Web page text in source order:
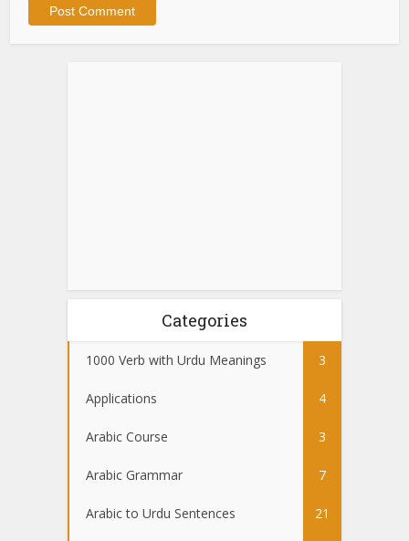
Categories
1000 Verb with Urdu Meanings 3
Applications 4
Arabic Course 3
Arabic Grammar 7
Arabic to Urdu Sentences 21